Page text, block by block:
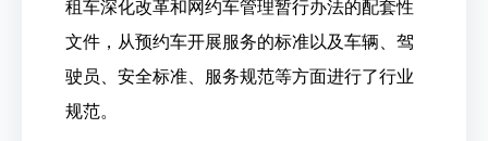
租车深化改革和网约车管理暂行办法的配套性
文件，从预约车开展服务的标准以及车辆、驾
驶员、安全标准、服务规范等方面进行了行业
规范。